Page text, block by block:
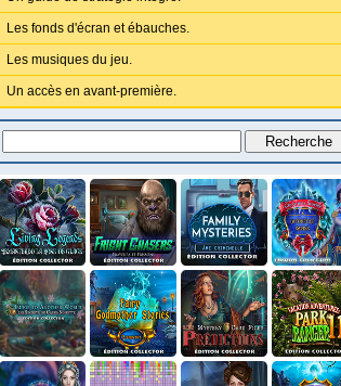
Les fonds d'écran et ébauches.
Les musiques du jeu.
Un accès en avant-première.